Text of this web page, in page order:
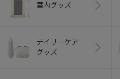
室内グッズ
デイリーケア
グッズ